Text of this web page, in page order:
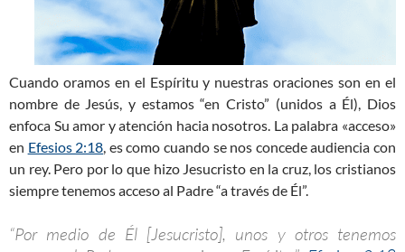
Cuando oramos en el Espíritu y nuestras oraciones son en el
nombre de Jesús, y estamos “en Cristo” (unidos a Él), Dios
enfoca Su amor y atención hacia nosotros. La palabra «acceso»
en Efesios 2:18, es como cuando se nos concede audiencia con
un rey. Pero por lo que hizo Jesucristo en la cruz, los cristianos
siempre tenemos acceso al Padre “a través de Él”.
“Por medio de Él [Jesucristo], unos y otros tenemos